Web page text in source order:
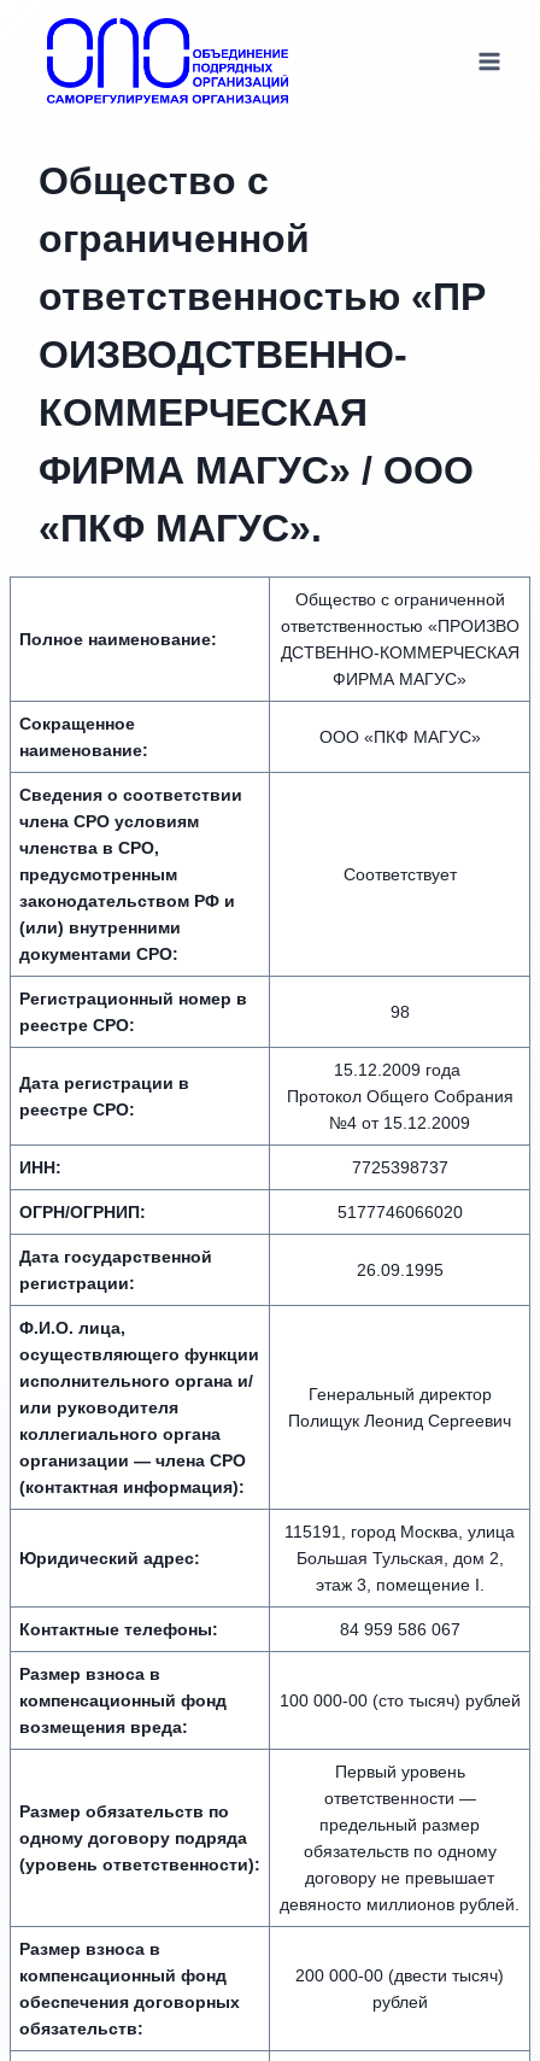
содержимому
Общество с
ограниченной
ответственностью «ПР
ОИЗВОДСТВЕННО-
КОММЕРЧЕСКАЯ
ФИРМА МАГУС» / ООО
«ПКФ МАГУС».
Полное наименование:
Общество с ограниченной
ответственностью «ПРОИЗВО
ДСТВЕННО-КОММЕРЧЕСКАЯ
ФИРМА МАГУС»
Сокращенное
наименование:
ООО «ПКФ МАГУС»
Сведения о соответствии
члена СРО условиям
членства в СРО,
предусмотренным
законодательством РФ и
(или) внутренними
документами СРО:
Соответствует
Регистрационный номер в
реестре СРО:
98
Дата регистрации в
реестре СРО:
15.12.2009 года
Протокол Общего Собрания
№4 от 15.12.2009
ИНН: 7725398737
ОГРН/ОГРНИП: 5177746066020
Дата государственной
регистрации:
26.09.1995
Ф.И.О. лица,
осуществляющего функции
исполнительного органа и/
или руководителя
коллегиального органа
организации — члена СРО
(контактная информация):
Генеральный директор
Полищук Леонид Сергеевич
Юридический адрес:
115191, город Москва, улица
Большая Тульская, дом 2,
этаж 3, помещение I.
Контактные телефоны: 84 959 586 067
Размер взноса в
компенсационный фонд
возмещения вреда:
100 000-00 (сто тысяч) рублей
Размер обязательств по
одному договору подряда
(уровень ответственности):
Первый уровень
ответственности —
предельный размер
обязательств по одному
договору не превышает
девяносто миллионов рублей.
Размер взноса в
компенсационный фонд
обеспечения договорных
обязательств:
200 000-00 (двести тысяч)
рублей